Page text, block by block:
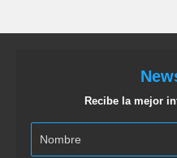
Recibe la mejor